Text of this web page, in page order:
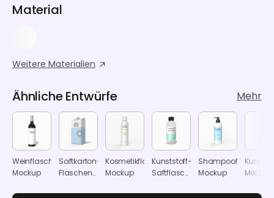
Material
Weitere Materialien
Ähnliche Entwürfe Mehr
Weinflaschen-
Mockup
Saftkarton-
Flaschen-
Kosmetikflaschen-
Mockup
Kunststoff-
Saftflaschen-
Shampooflaschen-
Mockup